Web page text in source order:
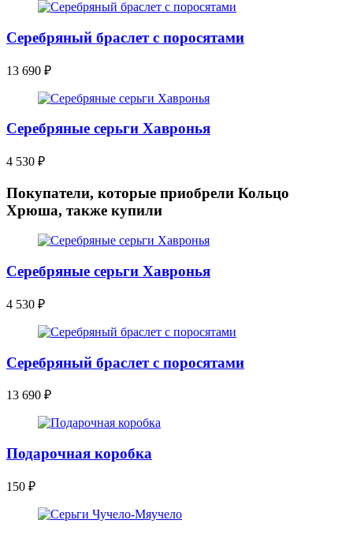
Серебряный браслет с поросятами
13 690 ₽
Серебряные серьги Хавронья
4 530 ₽
Покупатели, которые приобрели Кольцо
Хрюша, также купили
Серебряные серьги Хавронья
4 530 ₽
Серебряный браслет с поросятами
13 690 ₽
Подарочная коробка
150 ₽